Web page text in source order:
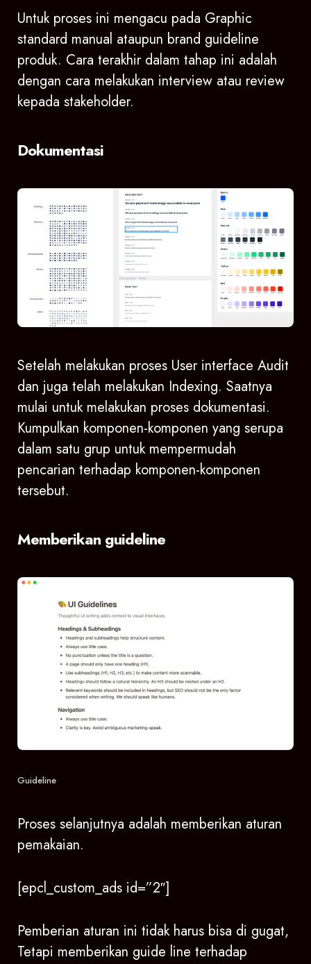
Untuk proses ini mengacu pada Graphic
standard manual ataupun brand guideline
produk. Cara terakhir dalam tahap ini adalah
dengan cara melakukan interview atau review
kepada stakeholder.
Dokumentasi
Setelah melakukan proses User interface Audit
dan juga telah melakukan Indexing. Saatnya
mulai untuk melakukan proses dokumentasi.
Kumpulkan komponen-komponen yang serupa
dalam satu grup untuk mempermudah
pencarian terhadap komponen-komponen
tersebut.
Memberikan guideline
Guideline
Proses selanjutnya adalah memberikan aturan
pemakaian.
[epcl_custom_ads id=”2″]
Pemberian aturan ini tidak harus bisa di gugat,
Tetapi memberikan guide line terhadap